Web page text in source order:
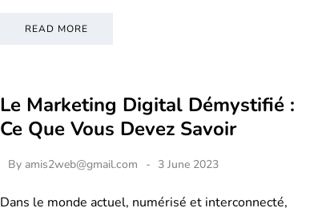
READ MORE
Le Marketing Digital Démystifié :
Ce Que Vous Devez Savoir
By amis2web@gmail.com 3 June 2023
Dans le monde actuel, numérisé et interconnecté,